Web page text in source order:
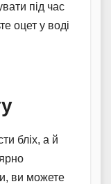
під час
оцет у воді
бліх, а й
ви можете